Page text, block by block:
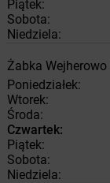
Piątek:
Sobota:
Niedziela:
Żabka Wejherowo
Poniedziałek:
Wtorek:
Środa:
Czwartek:
Piątek:
Sobota:
Niedziela: